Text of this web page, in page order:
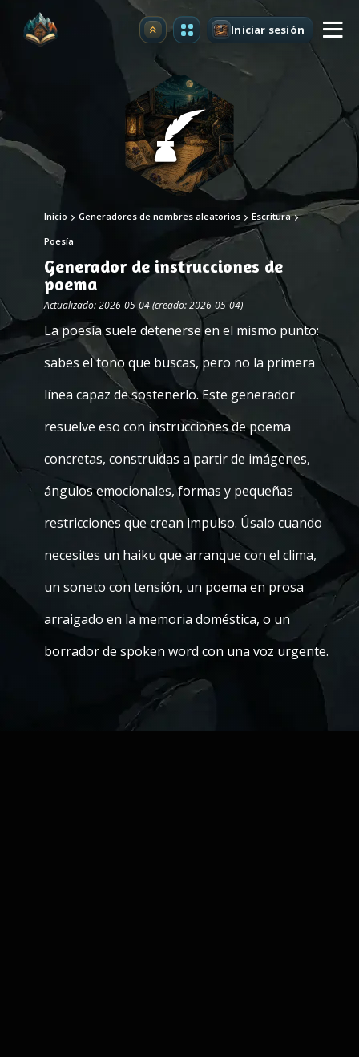
Mejorar Iniciar sesión
Inicio Generadores de nombres aleatorios Escritura
Poesía
Generador de instrucciones de
poema
Actualizado: 2026-05-04 (creado: 2026-05-04)
La poesía suele detenerse en el mismo punto:
sabes el tono que buscas, pero no la primera
línea capaz de sostenerlo. Este generador
resuelve eso con instrucciones de poema
concretas, construidas a partir de imágenes,
ángulos emocionales, formas y pequeñas
restricciones que crean impulso. Úsalo cuando
necesites un haiku que arranque con el clima,
un soneto con tensión, un poema en prosa
arraigado en la memoria doméstica, o un
borrador de spoken word con una voz urgente.